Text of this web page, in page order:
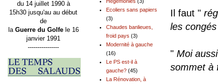
Il faut "
les
" Moi
sommet à
Ecoliers sans papiers
(3)
Chaudes banlieues,
froid pays (3)
Modernité à gauche
(16)
Le PS est-il à
gauche? (45)
La Rénovation, à
du 14 juillet 1990 à
15h30 jusqu'au au début
de
la Guerre du Golfele 16
janvier 1991
----------------